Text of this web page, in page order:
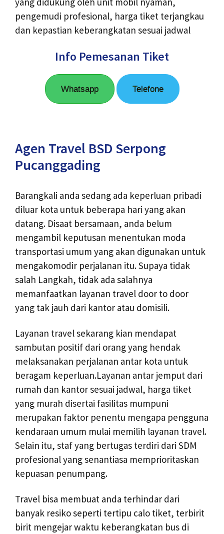
pengemudi profesional, harga tiket terjangkau
dan kepastian keberangkatan sesuai jadwal
Info Pemesanan Tiket
Whatsapp Telefone
Agen Travel BSD Serpong
Pucanggading
Barangkali anda sedang ada keperluan pribadi
diluar kota untuk beberapa hari yang akan
datang. Disaat bersamaan, anda belum
mengambil keputusan menentukan moda
transportasi umum yang akan digunakan untuk
mengakomodir perjalanan itu. Supaya tidak
salah Langkah, tidak ada salahnya
memanfaatkan layanan travel door to door
yang tak jauh dari kantor atau domisili.
Layanan travel sekarang kian mendapat
sambutan positif dari orang yang hendak
melaksanakan perjalanan antar kota untuk
beragam keperluan.Layanan antar jemput dari
rumah dan kantor sesuai jadwal, harga tiket
yang murah disertai fasilitas mumpuni
merupakan faktor penentu mengapa pengguna
kendaraan umum mulai memilih layanan travel.
Selain itu, staf yang bertugas terdiri dari SDM
profesional yang senantiasa memprioritaskan
kepuasan penumpang.
Travel bisa membuat anda terhindar dari
banyak resiko seperti tertipu calo tiket, terbirit
birit mengejar waktu keberangkatan bus di